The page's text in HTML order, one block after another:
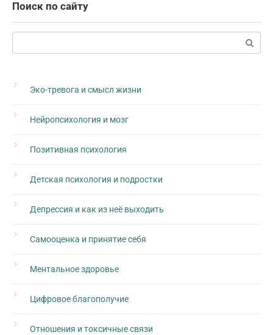
Поиск по сайту
Эко-тревога и смысл жизни
Нейропсихология и мозг
Позитивная психология
Детская психология и подростки
Депрессия и как из неё выходить
Самооценка и принятие себя
Ментальное здоровье
Цифровое благополучие
Отношения и токсичные связи